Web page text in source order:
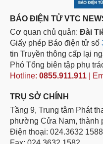
BÁO ĐIỆN TỬ VTC
Cơ quan chủ quản: Đài
Giấy phép Báo điện tử số
tin Truyền thông cấp lại
Phó Tổng biên tập phụ
Hotline: 0855.911.911 |
TRỤ SỞ CHÍNH
Tầng 9, Trung tâm Phát
phường Cửa Nam, thành
Điện thoại: 024.3632 1588